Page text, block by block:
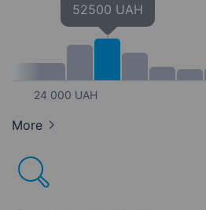
24 000 UAH
52500 UAH
More